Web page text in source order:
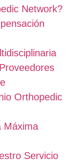
Network?
Orthopedic
Máxima
Servicio